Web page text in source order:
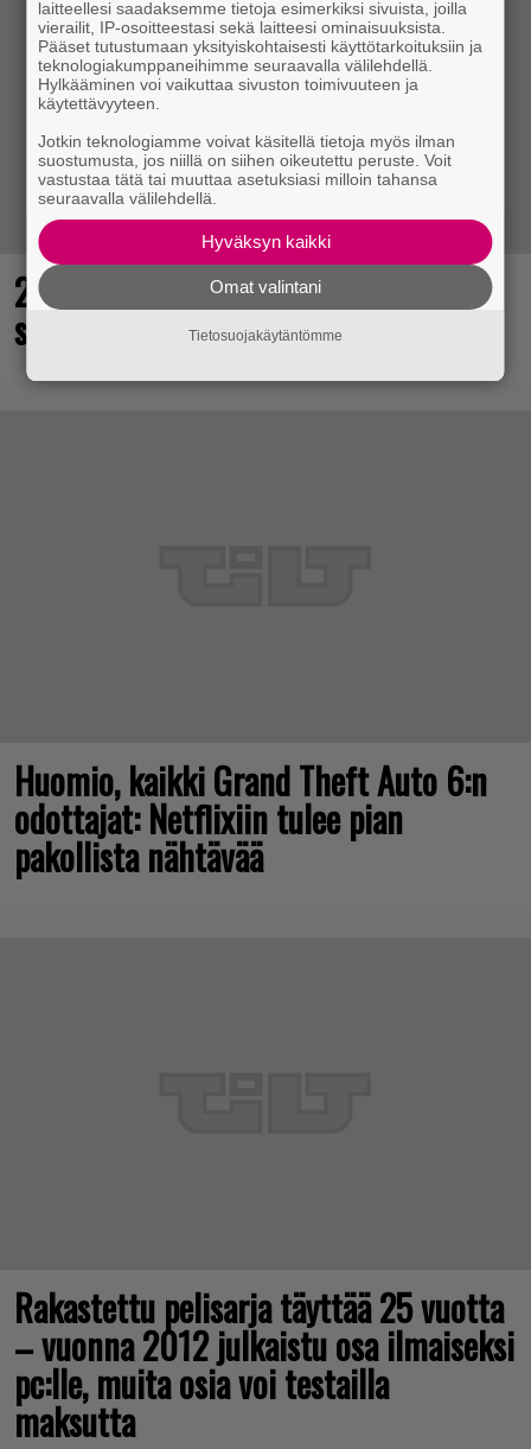
25 kaikkien aikojen parasta
supersankaripeliä listattu
Huomio, kaikki Grand Theft Auto 6:n
odottajat: Netflixiin tulee pian
pakollista nähtävää
Rakastettu pelisarja täyttää 25 vuotta
– vuonna 2012 julkaistu osa ilmaiseksi
pc:lle, muita osia voi testailla
maksutta
laitteellesi saadaksemme tietoja esimerkiksi sivuista, joilla
vierailit, IP-osoitteestasi sekä laitteesi ominaisuuksista.
Pääset tutustumaan yksityiskohtaisesti käyttötarkoituksiin ja
teknologiakumppaneihimme seuraavalla välilehdellä.
Hylkääminen voi vaikuttaa sivuston toimivuuteen ja
käytettävyyteen.
Jotkin teknologiamme voivat käsitellä tietoja myös ilman
suostumusta, jos niillä on siihen oikeutettu peruste. Voit
vastustaa tätä tai muuttaa asetuksiasi milloin tahansa
seuraavalla välilehdellä.
Hyväksyn kaikki
Omat valintani
Tietosuojakäytäntömme